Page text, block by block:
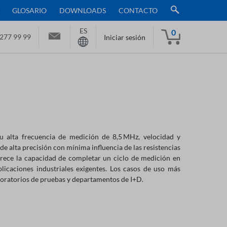
GLOSARIO DOWNLOADS CONTACTO
99 99
ES
Iniciar sesión
0
alta frecuencia de medición de 8,5 MHz, velocidad y
alta precisión con mínima influencia de las resistencias
la capacidad de completar un ciclo de medición en
industriales exigentes. Los casos de uso más
de pruebas y departamentos de I+D.